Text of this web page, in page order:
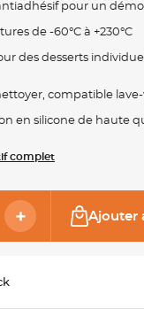
pour un
de -60°C à +230°C
des desserts
compatible lave-
en silicone de haute
complet
Ajouter